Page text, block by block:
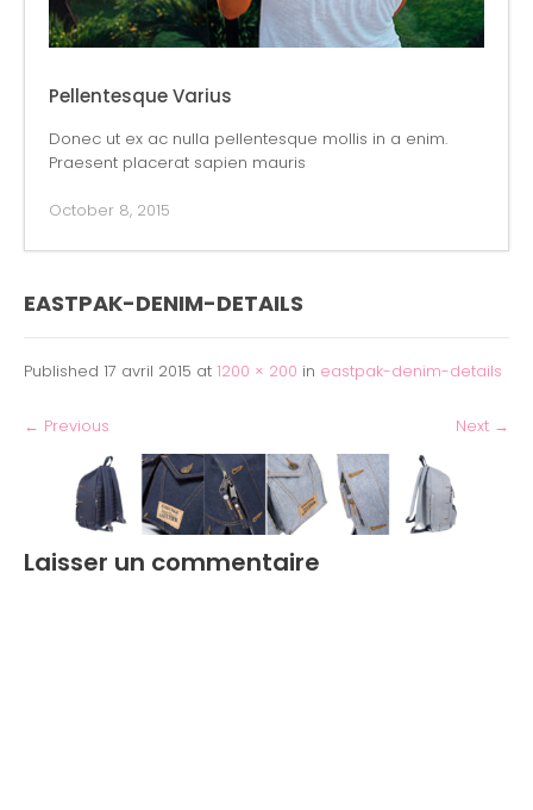
Pellentesque Varius
Donec ut ex ac nulla pellentesque mollis in a enim.
Praesent placerat sapien mauris
October 8, 2015
EASTPAK-DENIM-DETAILS
Published 17 avril 2015 at 1200 × 200 in eastpak-denim-details
← Previous Next →
Laisser un commentaire